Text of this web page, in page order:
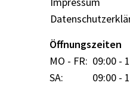
Öffnungszeiten
MO - FR: 09:00 -
SA:
09:00 -